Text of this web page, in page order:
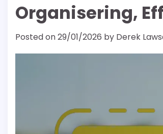
Organisering,
Posted on29/01/2026 by Derek